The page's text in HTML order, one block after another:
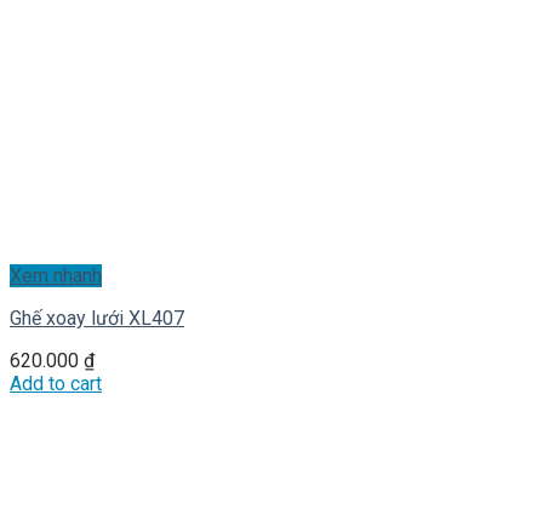
Xem nhanh
Ghế xoay lưới XL407
620.000 ₫
Add to cart